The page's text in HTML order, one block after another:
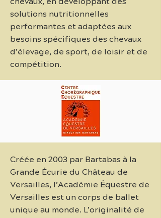
solutions nutritionnelles
performantes et adaptées aux
besoins spécifiques des chevaux
d’élevage, de sport, de loisir et de
compétition.
Créée en 2003 par Bartabas à la
Grande Écurie du Château de
Versailles, l’Académie Équestre de
Versailles est un corps de ballet
unique au monde. L’originalité de